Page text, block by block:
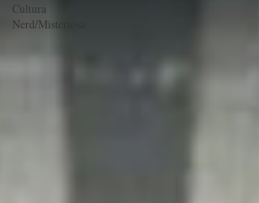
Cultura
Nerd/Misteriosa